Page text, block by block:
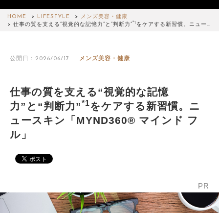
HOME LIFESTYLE
メンズ美容・健康
仕事の質を支える“視覚的な記憶力”と“判断力”*1 をケアする新習慣。ニュー…
公開日：2026/06/17 メンズ美容・健康
仕事の質を支える“視覚的な記憶
力”と“判断力”*1をケアする新習慣。ニ
ュースキン「MYND360® マインド フ
ル」
PR